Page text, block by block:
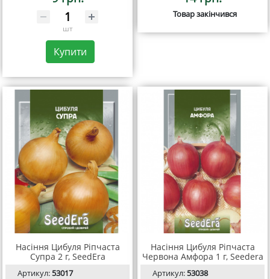
шт
Купити
Товар закінчився
Насіння Цибуля Ріпчаста
Супра 2 г, SeedEra
Артикул:53017
Насіння Цибуля Ріпчаста
Червона Амфора 1 г, Seedera
Артикул:53038